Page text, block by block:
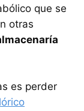
que se
otras
es perder